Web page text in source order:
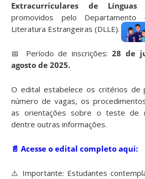
Extracurriculares de Línguas
promovidos pelo
Literatura Estrangeiras (DLLE).
📅 Período de inscrições: 28 de
agosto de 2025.
O edital estabelece os critérios de
número de vagas, os
as orientações sobre o teste de
dentre outras informações.
📄 Acesse o edital completo aqui:
⚠️ Importante: Estudantes